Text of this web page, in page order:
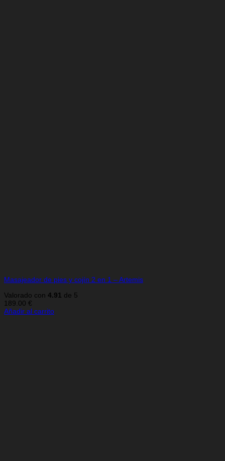
Masajeador de pies y cojín 2 en 1 – Artemis
Valorado con 4.91 de 5
189.00 €
Añadir al carrito